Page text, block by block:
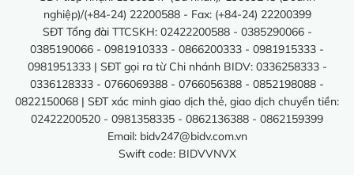
nghiệp)/(+84-24) 22200588 - Fax: (+84-24) 22200399
SĐT Tổng đài TTCSKH: 02422200588 - 0385290066 -
0385190066 - 0981910333 - 0866200333 - 0981915333 -
0981951333 | SĐT gọi ra từ Chi nhánh BIDV: 0336258333 -
0336128333 - 0766069388 - 0766056388 - 0852198088 -
0822150068 | SĐT xác minh giao dịch thẻ, giao dịch chuyển tiền:
02422200520 - 0981358335 - 0862136388 - 0862159399
Email: bidv247@bidv.com.vn
Swift code: BIDVVNVX